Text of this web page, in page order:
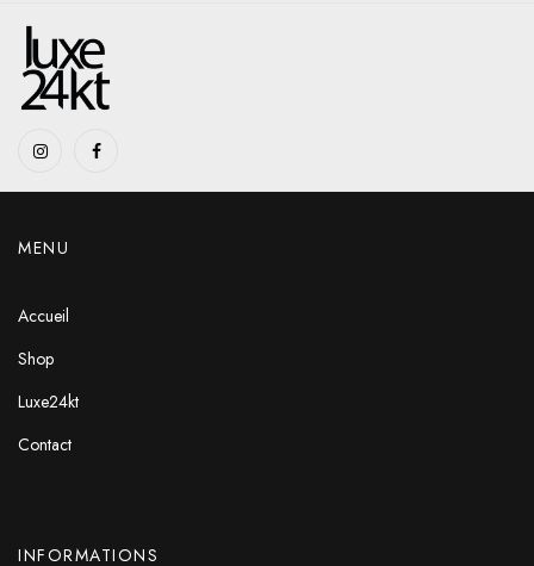
MENU
Accueil
Shop
Luxe24kt
Contact
INFORMATIONS